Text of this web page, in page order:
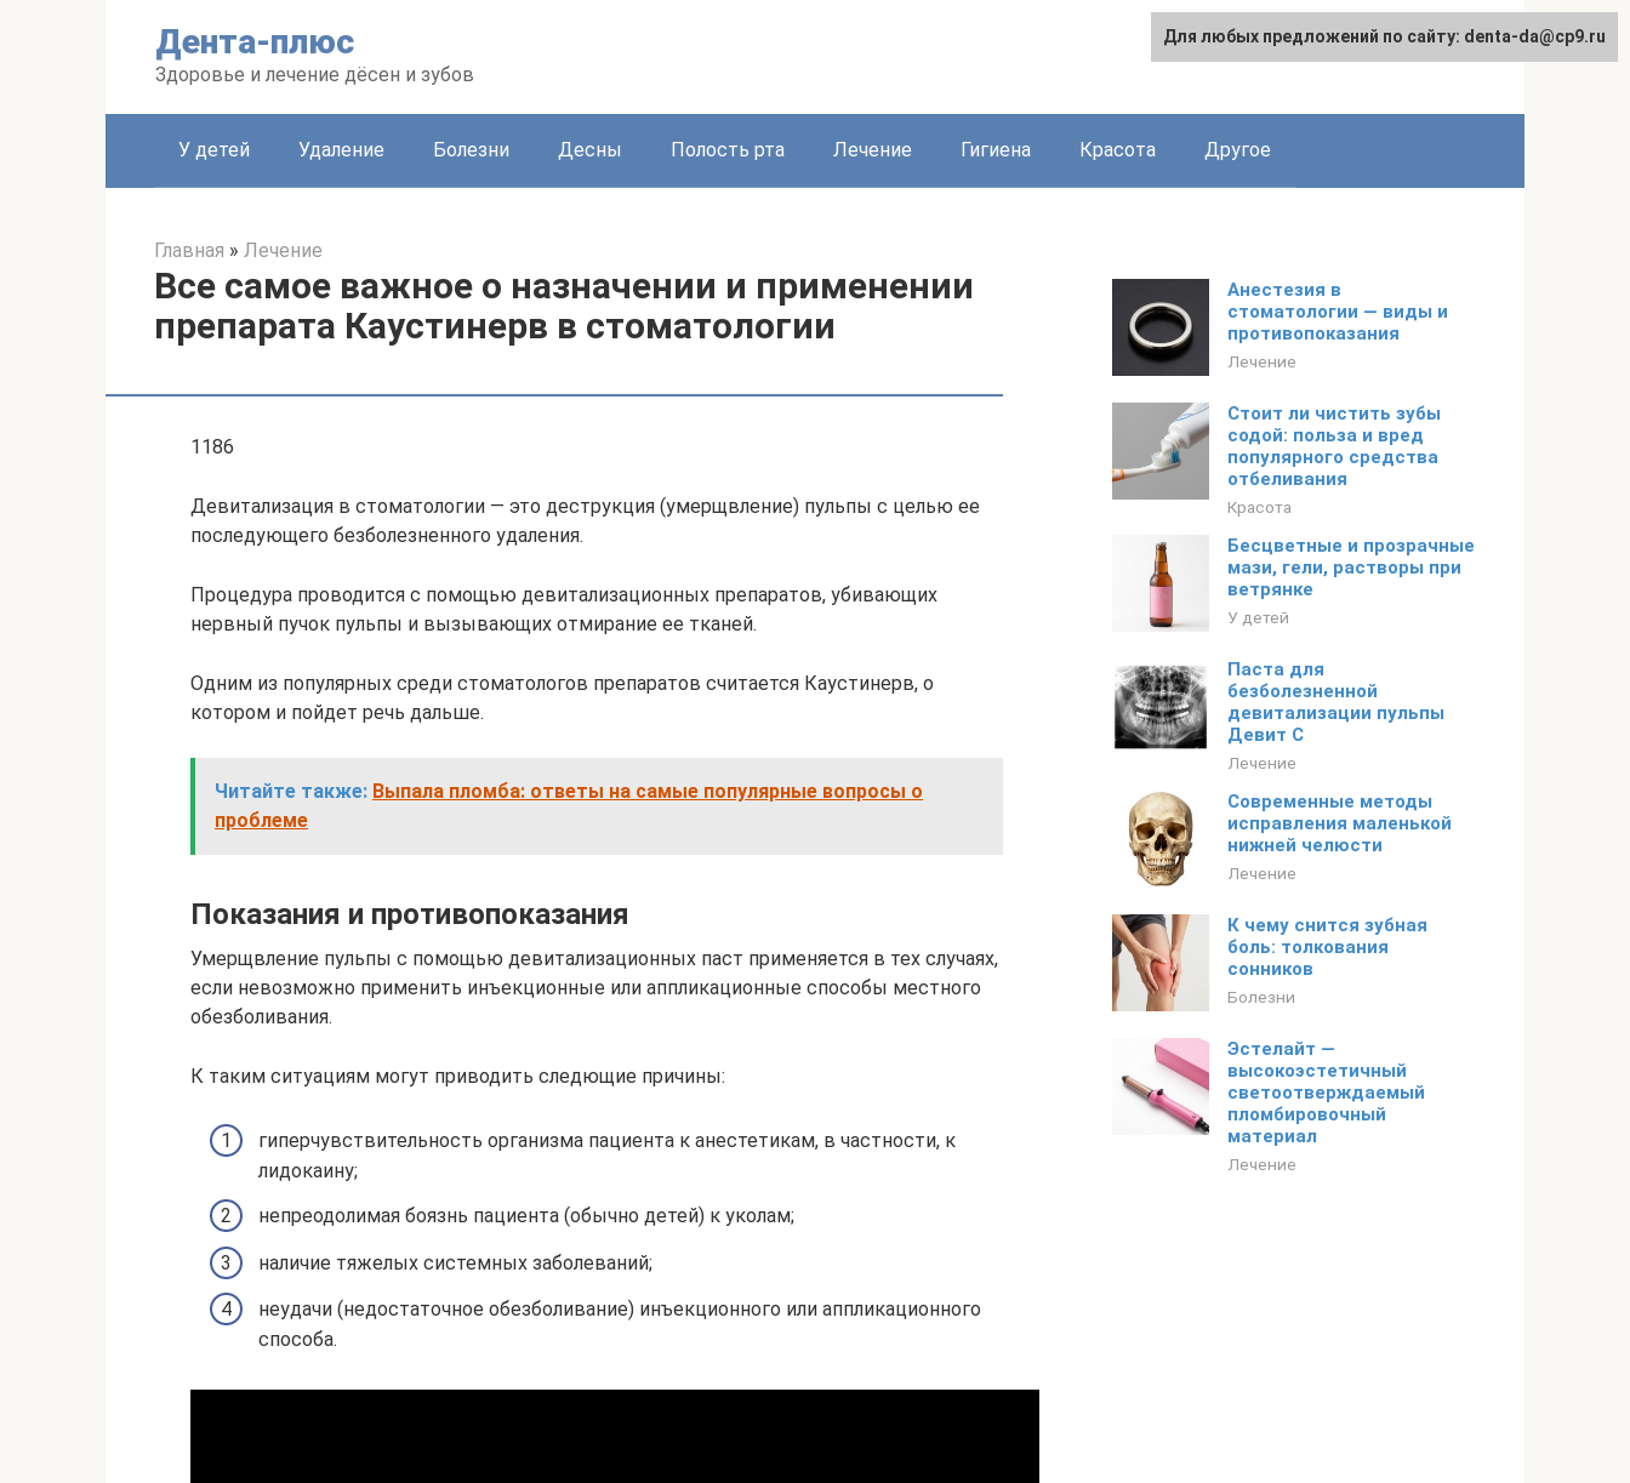
Дента-плюс
Здоровье и лечение дёсен и зубов
У детей Удаление Болезни Десны Полость рта Лечение Гигиена Красота Другое
Главная » Лечение
Все самое важное о назначении и применении
препарата Каустинерв в стоматологии
1186
Девитализация в стоматологии — это деструкция (умерщвление) пульпы с целью ее
последующего безболезненного удаления.
Процедура проводится с помощью девитализационных препаратов, убивающих
нервный пучок пульпы и вызывающих отмирание ее тканей.
Одним из популярных среди стоматологов препаратов считается Каустинерв, о
котором и пойдет речь дальше.
Читайте также: Выпала пломба: ответы на самые популярные вопросы о
проблеме
Показания и противопоказания
Умерщвление пульпы с помощью девитализационных паст применяется в тех случаях,
если невозможно применить инъекционные или аппликационные способы местного
обезболивания.
К таким ситуациям могут приводить следющие причины:
гиперчувствительность организма пациента к анестетикам, в частности, к
лидокаину;
непреодолимая боязнь пациента (обычно детей) к уколам;
наличие тяжелых системных заболеваний;
неудачи (недостаточное обезболивание) инъекционного или аппликационного
способа.
Анестезия в
стоматологии — виды и
противопоказания
Лечение
Стоит ли чистить зубы
содой: польза и вред
популярного средства
отбеливания
Красота
Бесцветные и прозрачные
мази, гели, растворы при
ветрянке
У детей
Паста для
безболезненной
девитализации пульпы
Девит С
Лечение
Современные методы
исправления маленькой
нижней челюсти
Лечение
К чему снится зубная
боль: толкования
сонников
Болезни
Эстелайт —
высокоэстетичный
светоотверждаемый
пломбировочный
материал
Лечение
Для любых предложений по сайту: denta-da@cp9.ru